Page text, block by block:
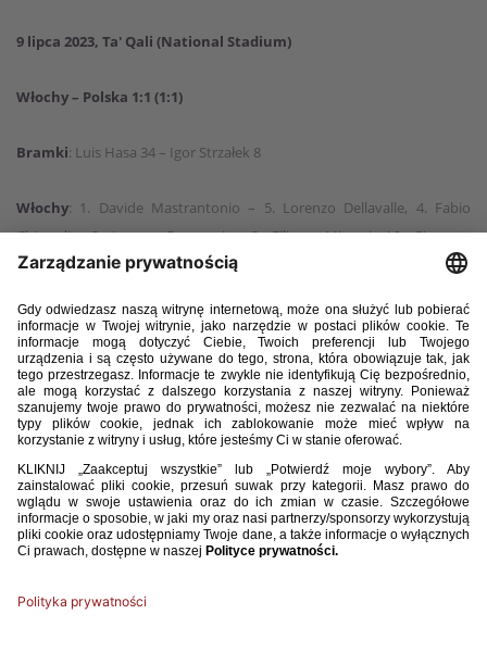
9 lipca 2023, Ta' Qali (National Stadium)
Włochy – Polska 1:1 (1:1)
Bramki: Luis Hasa 34 – Igor Strzałek 8
Włochy: 1. Davide Mastrantonio – 5. Lorenzo Dellavalle, 4. Fabio
Chiarodia, 3. Iacopo Regonesi – 2. Filippo Missori, 16. Giacomo
Faticanti (77, 17. Lorenzo Amatucci), 8. Cher Ndour, 7. Luis Hasa, 10.
Francesco Esposito (83, 18. Nicolò Turco).
Polska: 1. Oliwier Zych – 3. Jakub Lewicki (55, 11. Miłosz Brzozowski),
13. Wiktor Smoliński, 4. Miłosz Matysik, 2. Igor Drapiński, 7. Dawid
Bugaj (82, 8. Iwo Kaczmarski) – 15. Mateusz Kowalczyk (46, 10. Kacper
Urbański), 6. Antoni Kozubal, 20. Igor Strzałek (70, 19. Mateusz
Kowalski) – 16. Junior Nsangou (46, 21. Tomasz Pieńko), 9. Jordan
Majchrzak.